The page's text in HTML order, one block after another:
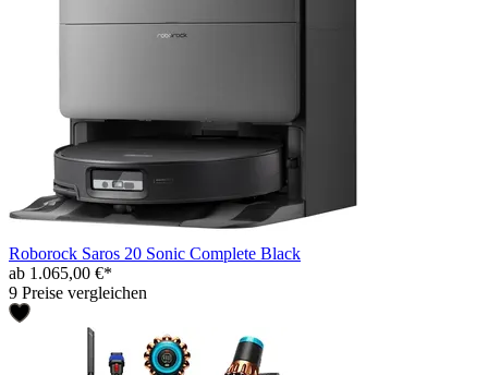
Roborock Saros 20 Sonic Complete Black
ab 1.065,00 €*
9 Preise vergleichen